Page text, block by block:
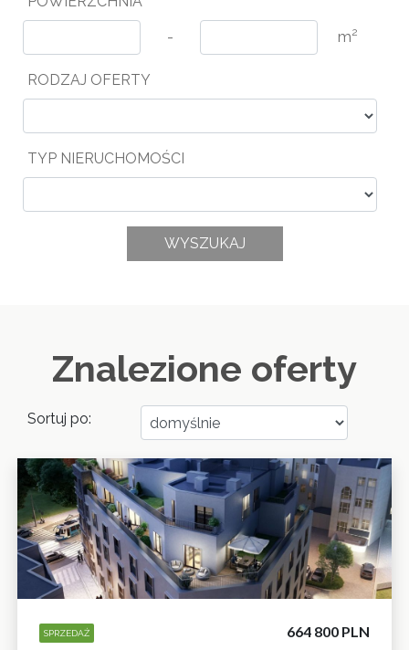
- m2
RODZAJ OFERTY
TYP NIERUCHOMOŚCI
Znalezione oferty
Sortuj po:
SPRZEDAŻ 664 800 PLN